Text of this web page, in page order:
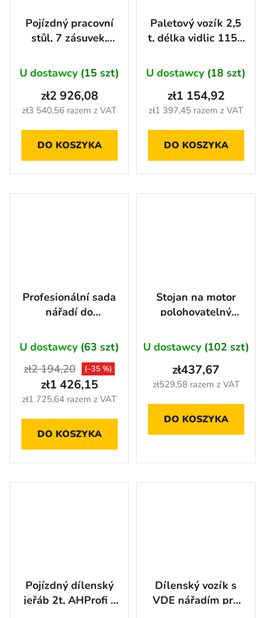
Pojízdný pracovní
stůl, 7 zásuvek,
U dostawcy (15 szt)
zł3 540,56 razem z VAT
zł2 926,08
DO KOSZYKA
Paletový vozík 2,5
t, délka vidlic 1150
AH230811
U dostawcy (18 szt)
zł1 397,45 razem z VAT
zł1 154,92
DO KOSZYKA
Profesionální sada
nářadí do
5 výplní - AH0262
U dostawcy (63 szt)
zł1 725,64 razem z VAT
zł1 426,15
zł2 194,20 (–35 %)
DO KOSZYKA
Stojan na motor
polohovatelný
AH0009
U dostawcy (102 szt)
zł529,58 razem z VAT
zł437,67
DO KOSZYKA
Pojízdný dílenský
jeřáb 2t, AHProfi -
Dílenský vozík s
VDE nářadím pro